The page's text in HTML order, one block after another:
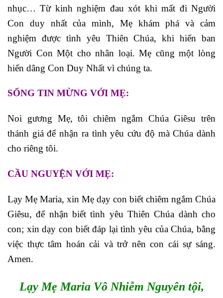
nhục… Từ kinh nghiệm đau xót khi mất đi Người
Con duy nhất của mình, Mẹ khám phá và cảm
nghiệm được tình yêu Thiên Chúa, khi hiến ban
Người Con Một cho nhân loại. Mẹ cũng một lòng
hiến dâng Con Duy Nhất vì chúng ta.
SỐNG TIN MỪNG VỚI MẸ:
Noi gương Mẹ, tôi chiêm ngắm Chúa Giêsu trên
thánh giá để nhận ra tình yêu cứu độ mà Chúa dành
cho riêng tôi.
CẦU NGUYỆN VỚI MẸ:
Lạy Mẹ Maria, xin Mẹ dạy con biết chiêm ngắm Chúa
Giêsu, để nhận biết tình yêu Thiên Chúa dành cho
con; xin dạy con biết đáp lại tình yêu của Chúa, bằng
việc thực tâm hoán cải và trở nên con cái sự sáng.
Amen.
Lạy Mẹ Maria Vô Nhiễm Nguyên tội,